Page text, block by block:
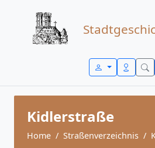
Kidlerstraße
Home Straßenverzeichnis